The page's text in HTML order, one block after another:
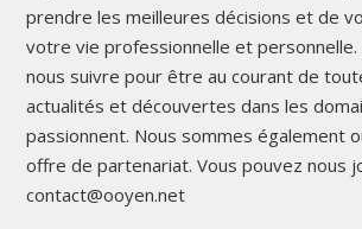
prendre les meilleures décisions et de
votre vie professionnelle et personnelle.
nous suivre pour être au courant de
actualités et découvertes dans les
passionnent. Nous sommes également
offre de partenariat. Vous pouvez nous
contact@ooyen.net